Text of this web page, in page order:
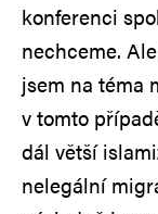
konferenci
nechceme.
jsem na téma
v tomto
dál větší
nelegální